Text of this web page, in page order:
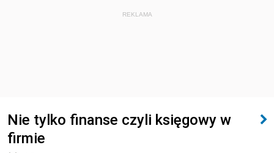
REKLAMA
Nie tylko finanse czyli księgowy w
firmie